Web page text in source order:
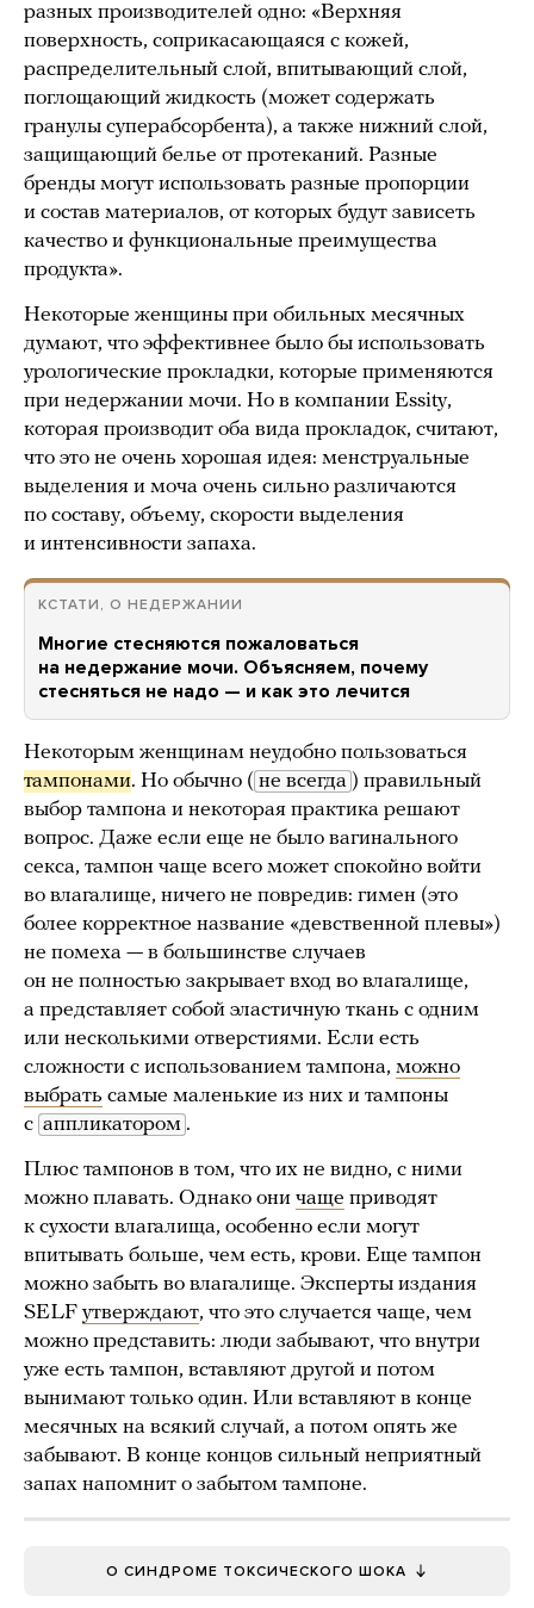
разных производителей одно: «Верхняя
поверхность, соприкасающаяся с кожей,
распределительный слой, впитывающий слой,
поглощающий жидкость (может содержать
гранулы суперабсорбента), а также нижний слой,
защищающий белье от протеканий. Разные
бренды могут использовать разные пропорции
и состав материалов, от которых будут зависеть
качество и функциональные преимущества
продукта».
Некоторые женщины при обильных месячных
думают, что эффективнее было бы использовать
урологические прокладки, которые применяются
при недержании мочи. Но в компании Essity,
которая производит оба вида прокладок, считают,
что это не очень хорошая идея: менструальные
выделения и моча очень сильно различаются
по составу, объему, скорости выделения
и интенсивности запаха.
КСТАТИ, О НЕДЕРЖАНИИ
Многие стесняются пожаловаться
на недержание мочи. Объясняем, почему
стесняться не надо — и как это лечится
Некоторым женщинам неудобно пользоваться
тампонами. Но обычно ( не всегда ) правильный
выбор тампона и некоторая практика решают
вопрос. Даже если еще не было вагинального
секса, тампон чаще всего может спокойно войти
во влагалище, ничего не повредив: гимен (это
более корректное название «девственной плевы»)
не помеха — в большинстве случаев
он не полностью закрывает вход во влагалище,
а представляет собой эластичную ткань с одним
или несколькими отверстиями. Если есть
сложности с использованием тампона, можно
выбрать самые маленькие из них и тампоны
с аппликатором .
Плюс тампонов в том, что их не видно, с ними
можно плавать. Однако они чаще приводят
к сухости влагалища, особенно если могут
впитывать больше, чем есть, крови. Еще тампон
можно забыть во влагалище. Эксперты издания
SELF утверждают, что это случается чаще, чем
можно представить: люди забывают, что внутри
уже есть тампон, вставляют другой и потом
вынимают только один. Или вставляют в конце
месячных на всякий случай, а потом опять же
забывают. В конце концов сильный неприятный
запах напомнит о забытом тампоне.
О СИНДРОМЕ ТОКСИЧЕСКОГО ШОКА